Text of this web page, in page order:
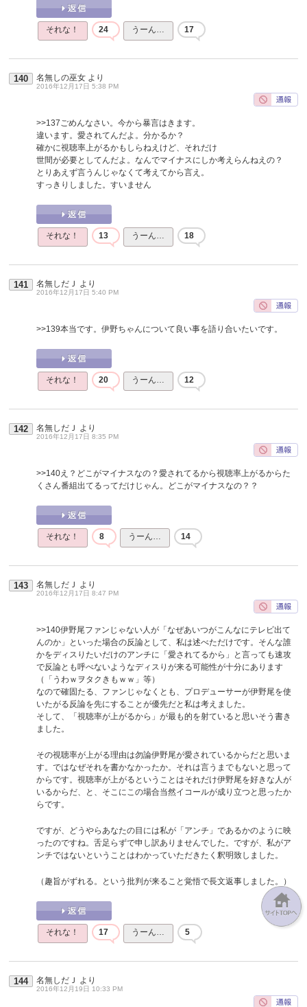
それな！ 24 うーん… 17
140 名無しの巫女 より
2016年12月17日 5:38 PM
>>137ごめんなさい。今から暴言はきます。
違います。愛されてんだよ。分かるか？
確かに視聴率上がるかもしらねえけど、それだけ
世間が必要としてんだよ。なんでマイナスにしか考えらんねえの？
とりあえず言うんじゃなくて考えてから言え。
すっきりしました。すいません
それな！ 13 うーん… 18
141 名無しだＪ より
2016年12月17日 5:40 PM
>>139本当です。伊野ちゃんについて良い事を語り合いたいです。
それな！ 20 うーん… 12
142 名無しだＪ より
2016年12月17日 8:35 PM
>>140え？どこがマイナスなの？愛されてるから視聴率上がるからた
くさん番組出てるってだけじゃん。どこがマイナスなの？？
それな！ 8 うーん… 14
143 名無しだＪ より
2016年12月17日 8:47 PM
>>140伊野尾ファンじゃない人が「なぜあいつがこんなにテレビ出て
んのか」といった場合の反論として、私は述べただけです。そんな誰
かをディスりたいだけのアンチに「愛されてるから」と言っても速攻
で反論とも呼べないようなディスりが来る可能性が十分にあります
（「うわｗヲタクきもｗｗ」等）
なので確固たる、ファンじゃなくとも、プロデューサーが伊野尾を使
いたがる反論を先にすることが優先だと私は考えました。
そして、「視聴率が上がるから」が最も的を射ていると思いそう書き
ました。
その視聴率が上がる理由は勿論伊野尾が愛されているからだと思いま
す。ではなぜそれを書かなかったか。それは言うまでもないと思って
からです。視聴率が上がるということはそれだけ伊野尾を好きな人が
いるからだ、と、そこにこの場合当然イコールが成り立つと思ったか
らです。
ですが、どうやらあなたの目には私が「アンチ」であるかのように映
ったのですね。舌足らずで申し訳ありませんでした。ですが、私がア
ンチではないということはわかっていただきたく釈明致しました。
（趣旨がずれる。という批判が来ること覚悟で長文返事しました。）
それな！ 17 うーん… 5
144 名無しだＪ より
2016年12月19日 10:33 PM